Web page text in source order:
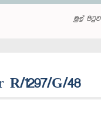
මුල් පිටුව
1297/G/48